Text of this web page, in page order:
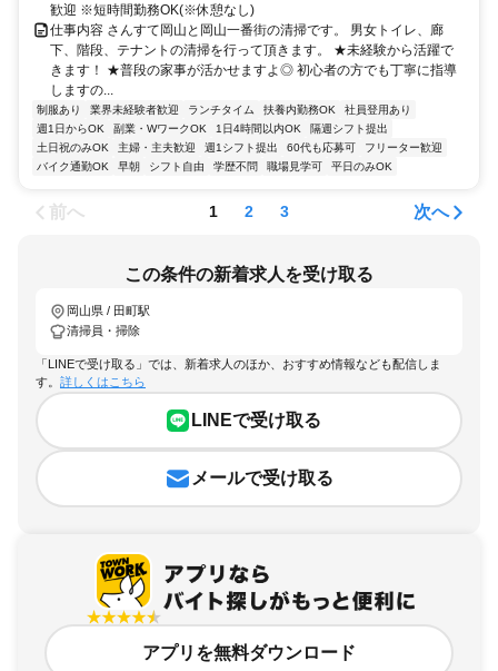
歓迎 ※短時間勤務OK(※休憩なし)
仕事内容 さんすて岡山と岡山一番街の清掃です。 男女トイレ、廊
下、階段、テナントの清掃を行って頂きます。 ★未経験から活躍で
きます！ ★普段の家事が活かせますよ◎ 初心者の方でも丁寧に指導
しますの...
制服あり 業界未経験者歓迎 ランチタイム 扶養内勤務OK
社員登用あり
週1日からOK
副業・WワークOK 1日4時間以内OK
隔週シフト提出
土日祝のみOK
主婦・主夫歓迎 週1シフト提出 60代も応募可
フリーター歓迎
バイク通勤OK
早朝 シフト自由 学歴不問 職場見学可 平日のみOK
前へ 1 2 3 次へ
この条件の新着求人を受け取る
岡山県 / 田町駅
清掃員・掃除
「LINEで受け取る」では、新着求人のほか、おすすめ情報なども配信しま
す。 詳しくはこちら
LINEで受け取る
メールで受け取る
アプリを無料ダウンロード